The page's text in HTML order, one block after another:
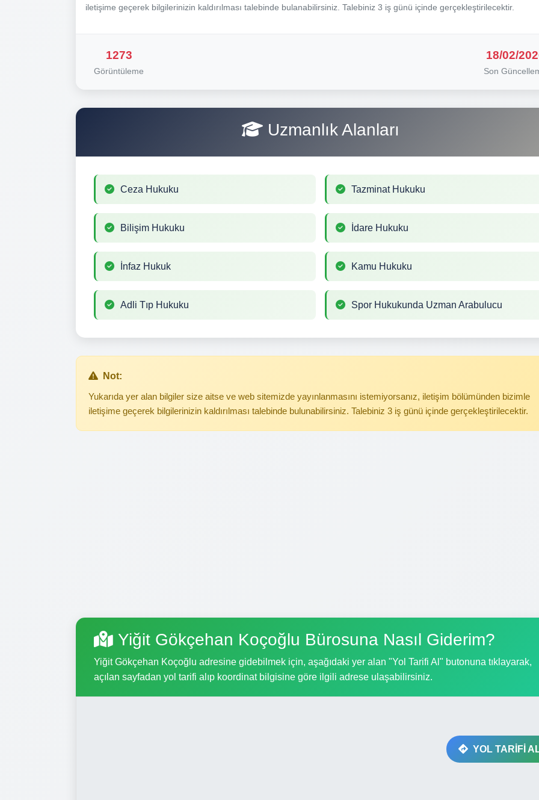
iletişime geçerek bilgilerinizin kaldırılması talebinde bulanabilirsiniz. Talebiniz 3 iş günü içinde gerçekleştirilecektir.
1273
Görüntüleme
18/02/
Son
Uzmanlık Alanları
Ceza Hukuku Tazminat Hukuku
Bilişim Hukuku İdare Hukuku
İnfaz Hukuk Kamu Hukuku
Adli Tıp Hukuku Spor Hukukunda Uzman Arabulucu
Not:
Yukarıda yer alan bilgiler size aitse ve web sitemizde yayınlanmasını istemiyorsanız, iletişim bölümünden bizimle
iletişime geçerek bilgilerinizin kaldırılması talebinde bulunabilirsiniz. Talebiniz 3 iş günü içinde gerçekleştirilecektir.
Yiğit Gökçehan Koçoğlu Bürosuna Nasıl Giderim?
Yiğit Gökçehan Koçoğlu adresine gidebilmek için, aşağıdaki yer alan "Yol Tarifi Al" butonuna tıklayarak,
açılan sayfadan yol tarifi alıp koordinat bilgisine göre ilgili adrese ulaşabilirsiniz.
YOL TARİFİ